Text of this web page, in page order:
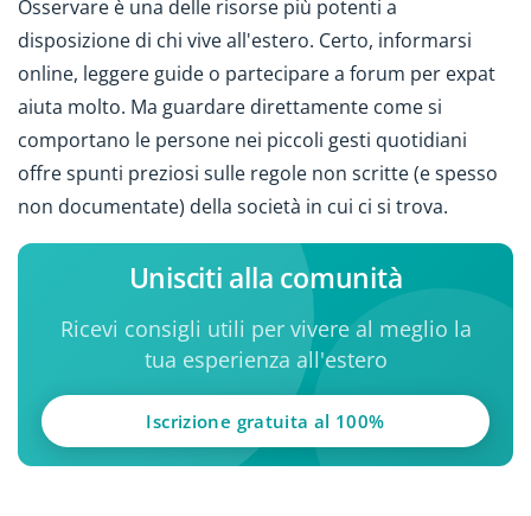
Osservare è una delle risorse più potenti a
disposizione di chi vive all'estero. Certo, informarsi
online, leggere guide o partecipare a forum per expat
aiuta molto. Ma guardare direttamente come si
comportano le persone nei piccoli gesti quotidiani
offre spunti preziosi sulle regole non scritte (e spesso
non documentate) della società in cui ci si trova.
Unisciti alla comunità
Ricevi consigli utili per vivere al meglio la
tua esperienza all'estero
Iscrizione gratuita al 100%